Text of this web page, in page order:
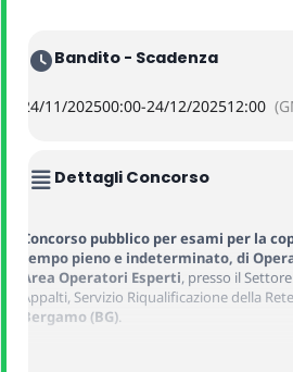
Bandito - Scadenza
24/11/202500:00-24/12/202512:00
Dettagli Concorso
Concorso pubblico per esami per la
tempo pieno e indeterminato, di
Area Operatori Esperti, presso il
Appalti, Servizio Riqualificazione della
Bergamo (BG).